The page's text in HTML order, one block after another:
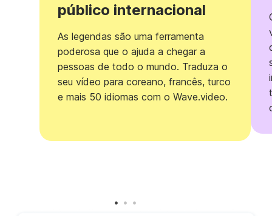
público internacional
As legendas são uma ferramenta
poderosa que o ajuda a chegar a
pessoas de todo o mundo. Traduza o
seu vídeo para coreano, francês, turco
e mais 50 idiomas com o Wave.video.